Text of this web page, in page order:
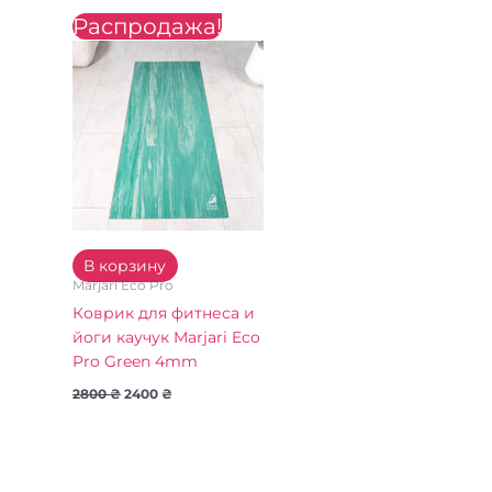
Распродажа!
В корзину
Marjari Eco Pro
Коврик для фитнеса и
йоги каучук Marjari Eco
Pro Green 4mm
2800₴
Первоначальная
цена
2800 ₴.
2400₴
Текущая
цена: